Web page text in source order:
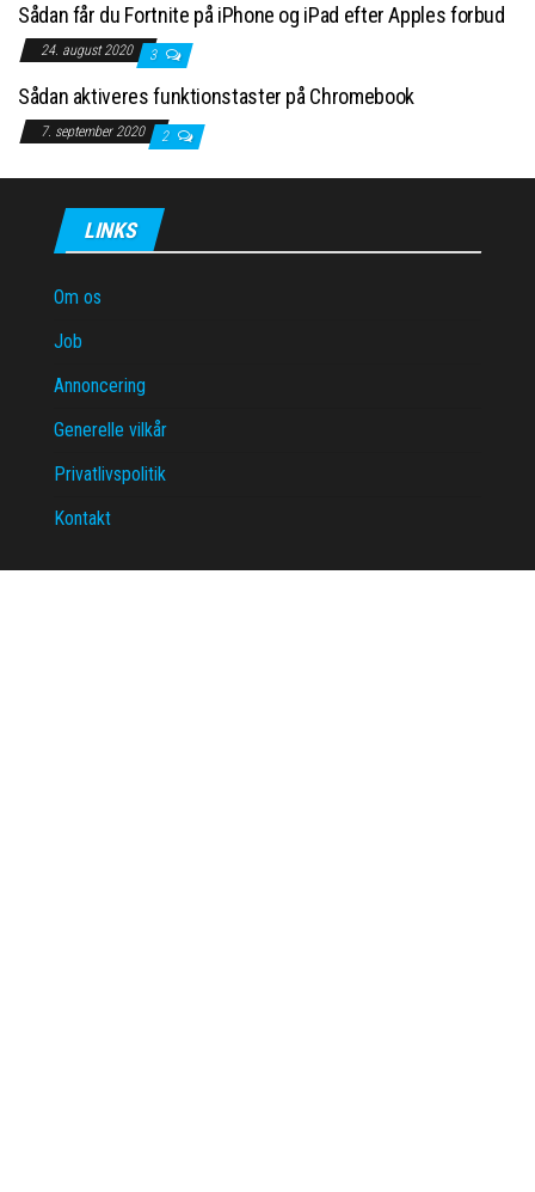
Sådan får du Fortnite på iPhone og iPad efter Apples forbud
24. august 2020 3
Sådan aktiveres funktionstaster på Chromebook
7. september 2020 2
LINKS
Om os
Job
Annoncering
Generelle vilkår
Privatlivspolitik
Kontakt